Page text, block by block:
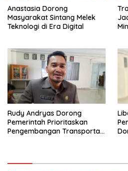
Anastasia Dorong
Masyarakat Sintang Melek
Teknologi di Era Digital
Rudy Andryas Dorong
Pemerintah Prioritaskan
Pengembangan Transportasi